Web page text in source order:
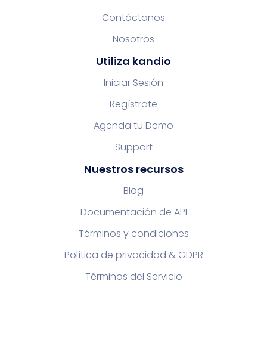
Contáctanos
Nosotros
Utiliza kandio
Iniciar Sesión
Regístrate
Agenda tu Demo
Support
Nuestros recursos
Blog
Documentación de API
Términos y condiciones
Política de privacidad & GDPR
Términos del Servicio